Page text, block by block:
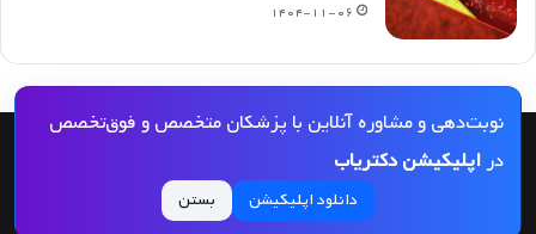
۱۴۰۴-۱۱-۰۶
نوبت‌دهی و مشاوره آنلاین با پزشکان متخصص و فوق‌تخصص
دراپلیکیشن دکتریاب
دانلود اپلیکیشن بستن
© کپی رایت 2026, کلیه حقوق مادی و معنوی این مجله و کلیه خدمات آن محفوظ و متعلق
به دکتریاب است و بازنشر مطالب این سایت تنها با ذکر منبع و لینک به این سایت مجاز